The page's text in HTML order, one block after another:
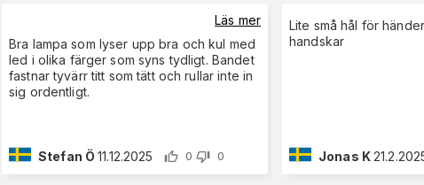
Läs mer
Bra lampa som lyser upp bra och kul med
led i olika färger som syns tydligt. Bandet
fastnar tyvärr titt som tätt och rullar inte in
sig ordentligt.
Stefan Ö 11.12.2025 0 0
Lite små hål för
handskar
Jonas K